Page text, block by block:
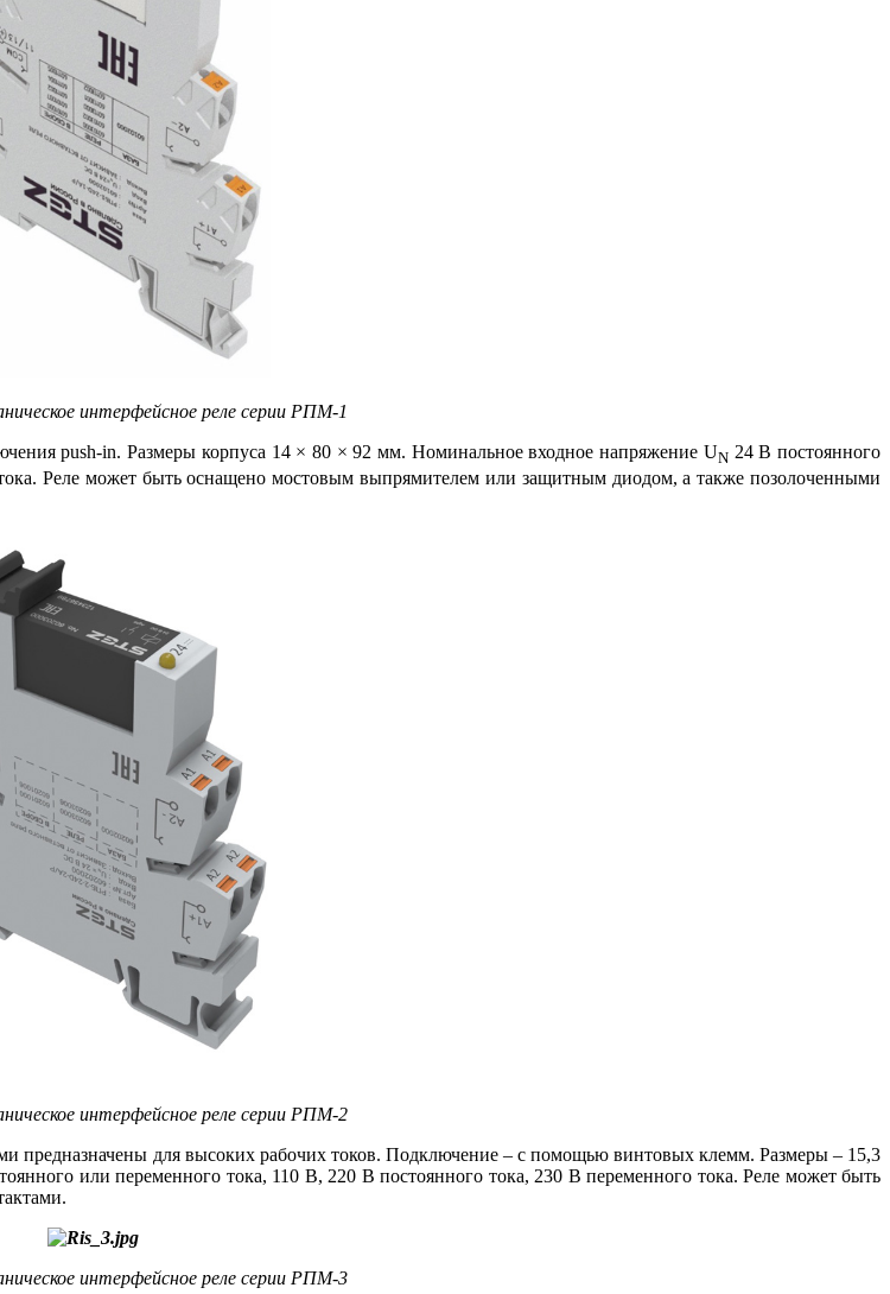
интерфейсное реле серии РПМ‑1
push-in. Размеры корпуса 14 × 80 × 92 мм. Номинальное входное напряжение UN24 В постоянного
Ре­ле может быть оснащено мостовым выпрямителем или защитным диодом, а также позолоченными
интерфейсное реле серии РПМ‑2
предназначены для высоких рабочих токов. Подключение – с помощью винтовых клемм. Размеры – 15,3
или переменного то­ка, 110 В, 220 В постоянного то­ка, 230 В переменного то­ка. Ре­ле может быть
интерфейсное реле серии РПМ‑3